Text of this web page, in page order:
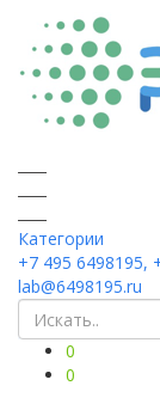
Категории
+7 495 6498195,
lab@6498195.ru
0
0